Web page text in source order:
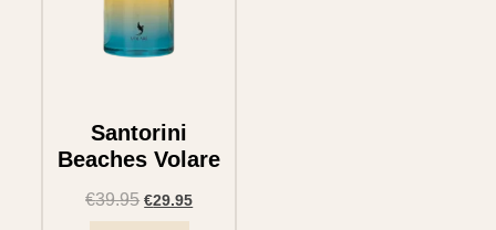
Santorini
Beaches Volare
€39.95 €29.95